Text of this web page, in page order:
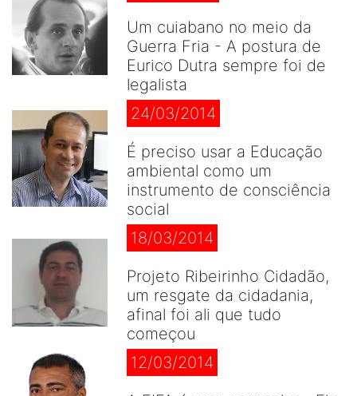
Um cuiabano no meio da
Guerra Fria - A postura de
Eurico Dutra sempre foi de
legalista
24/03/2014
É preciso usar a Educação
ambiental como um
instrumento de consciência
social
18/03/2014
Projeto Ribeirinho Cidadão,
um resgate da cidadania,
afinal foi ali que tudo
começou
12/03/2014